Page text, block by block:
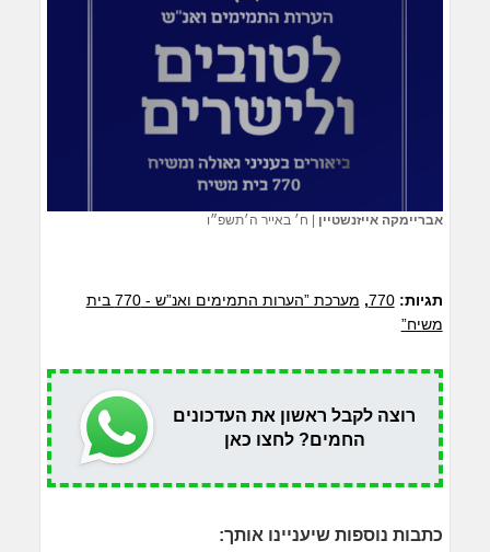
אבריימקה אייזנשטיין ח׳ באייר ה׳תשפ״ו
תגיות:770
,
מערכת ”הערות התמימים ואנ”ש - 770 בית
משיח”
רוצה לקבל ראשון את העדכונים
החמים? לחצו כאן
כתבות נוספות שיעניינו אותך: